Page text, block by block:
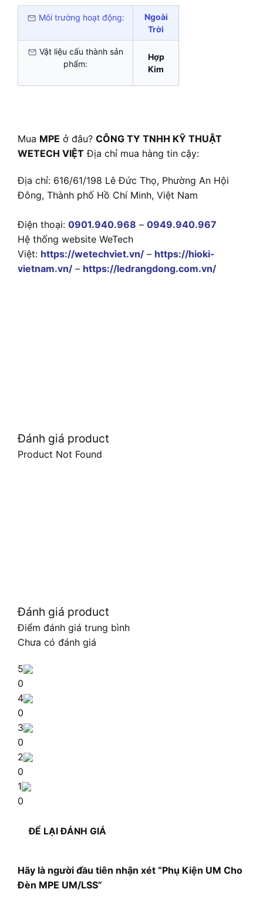
Môi trường hoạt động:
Ngoài
Trời
Vật liệu cấu thành sản
phẩm:
Hợp
Kim
Mua MPE ở đâu? CÔNG TY TNHH KỸ THUẬT
WETECH VIỆT Địa chỉ mua hàng tin cậy:
Địa chỉ: 616/61/198 Lê Đức Thọ, Phường An Hội
Đông, Thành phố Hồ Chí Minh, Việt Nam
Điện thoại: 0901.940.968 – 0949.940.967
Hệ thống website WeTech
Việt: https://wetechviet.vn/ – https://hioki-
vietnam.vn/ – https://ledrangdong.com.vn/
Đánh giá product
Product Not Found
Đánh giá product
Điểm đánh giá trung bình
Chưa có đánh giá
5
0
4
0
3
0
2
0
1
0
ĐỂ LẠI ĐÁNH GIÁ
Hãy là người đầu tiên nhận xét “Phụ Kiện UM Cho
Đèn MPE UM/LSS”